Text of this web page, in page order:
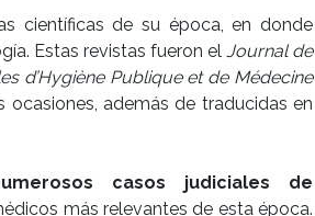
científicas de su época, en donde
Estas revistas fueron el Journal de
d’Hygiène Publique et de Médecine
ocasiones, además de traducidas en
casos judiciales de
más relevantes de esta época.